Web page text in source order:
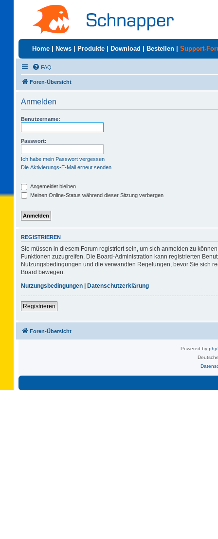
Home News Produkte Download Bestellen Support-
FAQ
Foren-Übersicht
Anmelden
Benutzername:
Passwort:
Ich habe mein Passwort vergessen
Die Aktivierungs-E-Mail erneut senden
Angemeldet bleiben
Meinen Online-Status während dieser Sitzung verbergen
REGISTRIEREN
Sie müssen in diesem Forum registriert sein, um sich anmelden zu
Funktionen zuzugreifen. Die Board-Administration kann registrierten
Nutzungsbedingungen und die verwandten Regelungen, bevor Sie sich
Board bewegen.
Nutzungsbedingungen | Datenschutzerklärung
Registrieren
Foren-Übersicht
Powered by